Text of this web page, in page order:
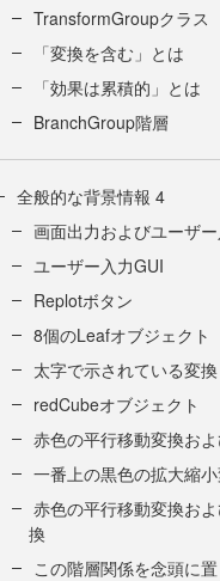
TransformGroupクラス
「変換を含む」とは
「効果は累積的」とは
BranchGroup階層
全般的な背景情報 4
画面出力およびユーザ
ユーザー入力GUI
Replotボタン
8個のLeafオブジェクト
太字で示されている変換
redCubeオブジェクト
赤色の平行移動変換お
一番上の黒色の拡大縮
赤色の平行移動変換お
換
この階層関係を念頭に置